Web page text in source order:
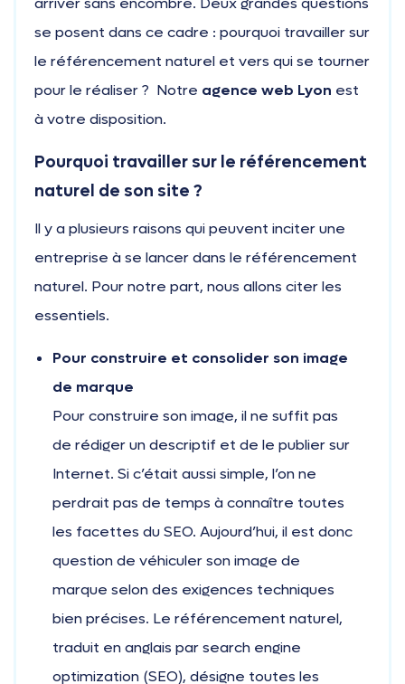
se posent dans ce cadre : pourquoi travailler sur
le référencement naturel et vers qui se tourner
pour le réaliser ? Notre agence web Lyon est
à votre disposition.
Pourquoi travailler sur le référencement
naturel de son site ?
Il y a plusieurs raisons qui peuvent inciter une
entreprise à se lancer dans le référencement
naturel. Pour notre part, nous allons citer les
essentiels.
Pour construire et consolider son image
de marque
Pour construire son image, il ne suffit pas
de rédiger un descriptif et de le publier sur
Internet. Si c’était aussi simple, l’on ne
perdrait pas de temps à connaître toutes
les facettes du SEO. Aujourd’hui, il est donc
question de véhiculer son image de
marque selon des exigences techniques
bien précises. Le référencement naturel,
traduit en anglais par search engine
optimization (SEO), désigne toutes les